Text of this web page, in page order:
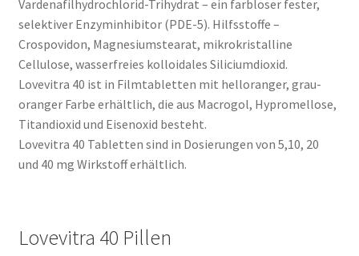
Vardenafilhydrochlorid-Trihydrat – ein farbloser fester,
selektiver Enzyminhibitor (PDE-5). Hilfsstoffe –
Crospovidon, Magnesiumstearat, mikrokristalline
Cellulose, wasserfreies kolloidales Siliciumdioxid.
Lovevitra 40 ist in Filmtabletten mit helloranger, grau-
oranger Farbe erhältlich, die aus Macrogol, Hypromellose,
Titandioxid und Eisenoxid besteht.
Lovevitra 40 Tabletten sind in Dosierungen von 5,10, 20
und 40 mg Wirkstoff erhältlich.
Lovevitra 40 Pillen